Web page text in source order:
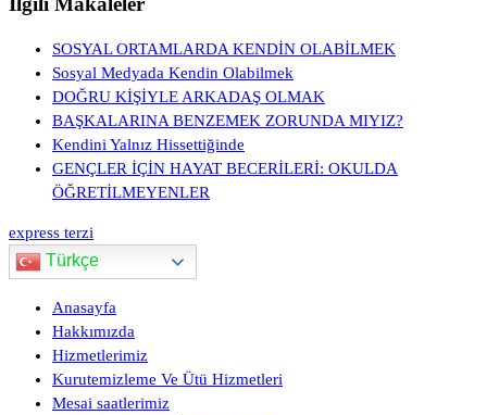
SOSYAL ORTAMLARDA KENDİN OLABİLMEK
Sosyal Medyada Kendin Olabilmek
DOĞRU KİŞİYLE ARKADAŞ OLMAK
BAŞKALARINA BENZEMEK ZORUNDA MIYIZ?
Kendini Yalnız Hissettiğinde
GENÇLER İÇİN HAYAT BECERİLERİ: OKULDA
ÖĞRETİLMEYENLER
express terzi
Türkçe
Anasayfa
Hakkımızda
Hizmetlerimiz
Kurutemizleme Ve Ütü Hizmetleri
Mesai saatlerimiz